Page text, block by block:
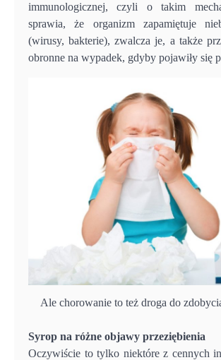
immunologicznej, czyli o takim
sprawia, że organizm zapamiętuje
(wirusy, bakterie), zwalcza je, a także
obronne na wypadek, gdyby pojawiły się
Ale chorowanie to też droga do
Syrop na różne objawy przeziębienia
Oczywiście to tylko niektóre z cennych